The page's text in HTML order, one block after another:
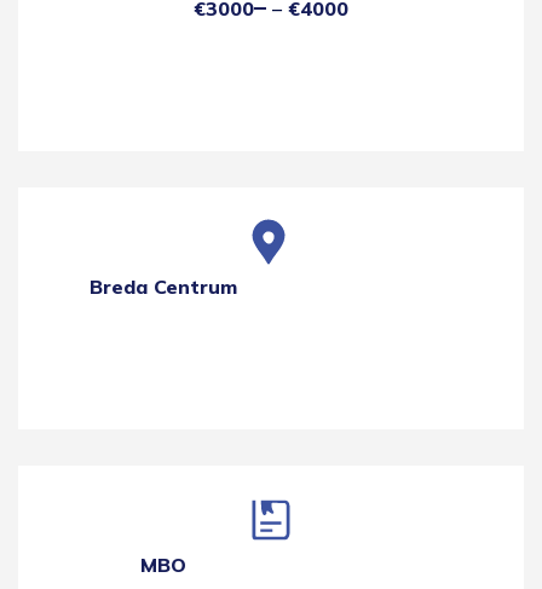
€3000 €4000
Breda Centrum
MBO